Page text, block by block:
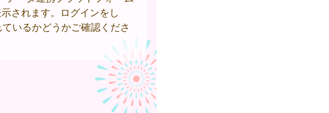
されます。ログインをし
いるかどうかご確認くださ